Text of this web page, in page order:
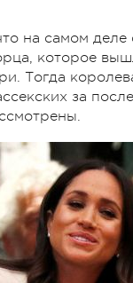
на самом
которое
Тогда
за